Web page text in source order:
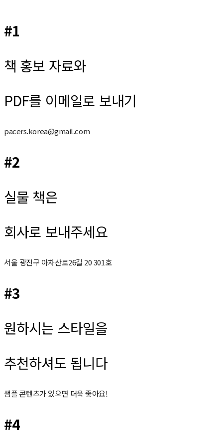
#1
책 홍보 자료와
PDF를 이메일로 보내기
pacers.korea@gmail.com
#2
실물 책은
회사로 보내주세요
서울 광진구 아차산로26길 20 301호
#3
원하시는 스타일을
추천하셔도 됩니다
샘플 콘텐츠가 있으면 더욱 좋아요!
#4